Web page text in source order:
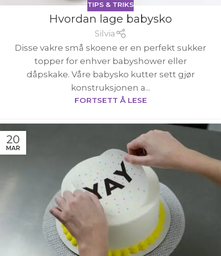
TIPS & TRIKS
Hvordan lage babysko
Silvia
Disse vakre små skoene er en perfekt sukker
topper for enhver babyshower eller
dåpskake. Våre babysko kutter sett gjør
konstruksjonen a...
FORTSETT Å LESE
20
MAR